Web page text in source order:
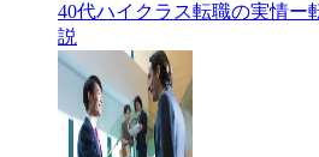
40代ハイクラス転職の実情ー
説